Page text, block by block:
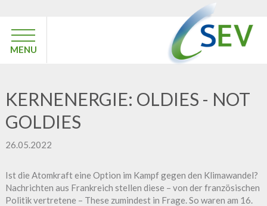
MENU
KERNENERGIE: OLDIES - NOT
GOLDIES
26.05.2022
Ist die Atomkraft eine Option im Kampf gegen den Klimawandel?
Nachrichten aus Frankreich stellen diese – von der französischen
Politik vertretene – These zumindest in Frage. So waren am 16.